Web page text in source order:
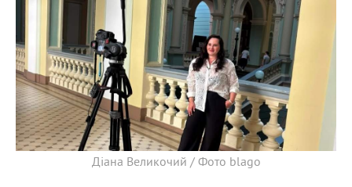
Діана Великочий / Фото blago